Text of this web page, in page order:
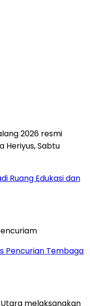
Ruang Edukasi dan
Pencurian Tembaga